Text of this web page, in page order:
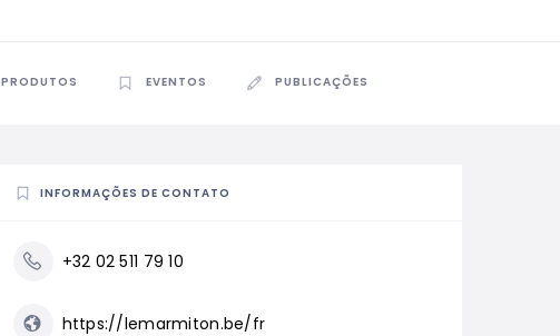
PRODUTOS EVENTOS PUBLICAÇÕES
INFORMAÇÕES DE CONTATO
+32 02 511 79 10
https://lemarmiton.be/fr